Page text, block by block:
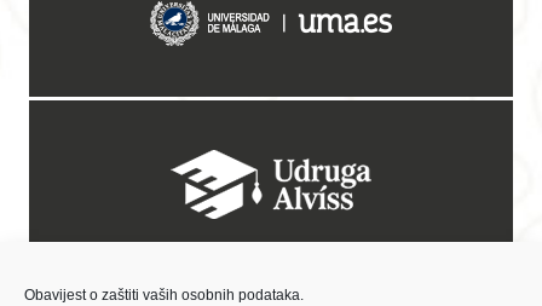
Obavijest o zaštiti vaših osobnih podataka.